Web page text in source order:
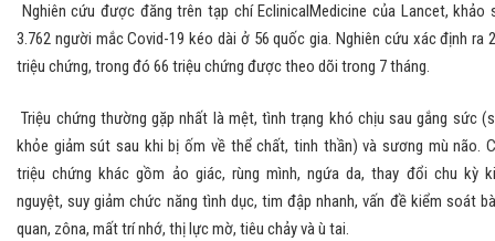
Nghiên cứu được đăng trên tạp chí EclinicalMedicine của Lancet, khảo
3.762 người mắc Covid-19 kéo dài ở 56 quốc gia. Nghiên cứu xác định ra
triệu chứng, trong đó 66 triệu chứng được theo dõi trong 7 tháng.
Triệu chứng thường gặp nhất là mệt, tình trạng khó chịu sau gắng sức
khỏe giảm sút sau khi bị ốm về thể chất, tinh thần) và sương mù não.
triệu chứng khác gồm ảo giác, rùng mình, ngứa da, thay đổi chu kỳ
nguyệt, suy giảm chức năng tình dục, tim đập nhanh, vấn đề kiểm soát
quan, zôna, mất trí nhớ, thị lực mờ, tiêu chảy và ù tai.